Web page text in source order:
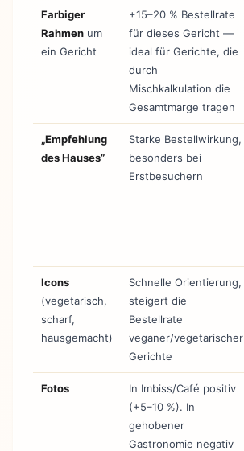
Farbiger
Rahmen um
ein Gericht
+15–20 % Bestellrate
für dieses Gericht —
ideal für Gerichte, die
durch
Mischkalkulation die
Gesamtmarge tragen
„Empfehlung
des Hauses”
Starke Bestellwirkung,
besonders bei
Erstbesuchern
Icons
(vegetarisch,
scharf,
hausgemacht)
Schnelle Orientierung,
steigert die
Bestellrate
veganer/vegetarischer
Gerichte
Fotos
In Imbiss/Café positiv
(+5–10 %). In
gehobener
Gastronomie negativ